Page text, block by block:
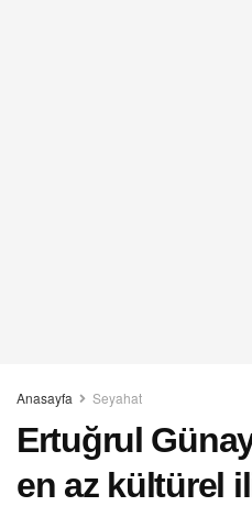
Anasayfa Seyahat
Ertuğrul
en az kültürel